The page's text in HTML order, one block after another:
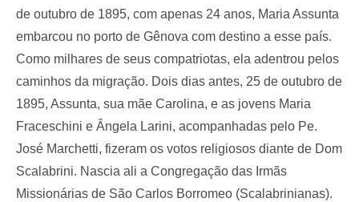
de outubro de 1895, com apenas 24 anos, Maria Assunta
embarcou no porto de Gênova com destino a esse país.
Como milhares de seus compatriotas, ela adentrou pelos
caminhos da migração. Dois dias antes, 25 de outubro de
1895, Assunta, sua mãe Carolina, e as jovens Maria
Fraceschini e Ângela Larini, acompanhadas pelo Pe.
José Marchetti, fizeram os votos religiosos diante de Dom
Scalabrini. Nascia ali a Congregação das Irmãs
Missionárias de São Carlos Borromeo (Scalabrinianas).